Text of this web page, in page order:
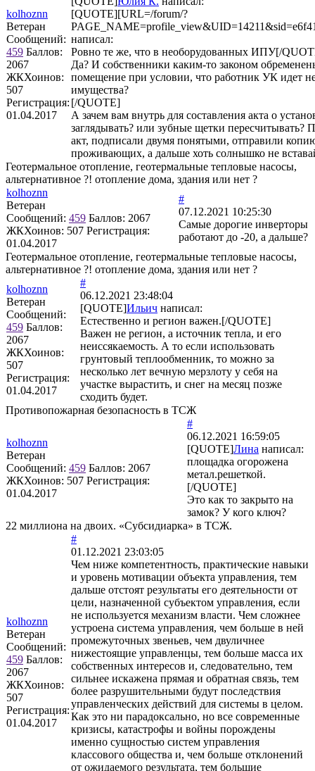
kolhoznn
Ветеран
Сообщений:
459 Баллов:
2067
ЖКХоинов:
507
Регистрация:
01.04.2017
[QUOTE][URL=/forum/?
написал:
Ровно те же, что в необорудованных ИПУ[/
Да? И собственники каким-то законом
помещение при условии, что работник УК идет
имущества?
[/QUOTE]
А зачем вам внутрь для составления акта о
заглядывать? или зубные щетки
акт, подписали двумя понятыми, отправили
проживающих, а дальше хоть солнышко не
Геотермальное отопление, геотермальные тепловые насосы,
альтернативное ?! отопление дома, здания или нет ?
kolhoznn
Ветеран
Сообщений: 459 Баллов: 2067
ЖКХоинов: 507 Регистрация:
01.04.2017
#
07.12.2021 10:25:30
Самые дорогие инверторы
работают до -20, а дальше?
Геотермальное отопление, геотермальные тепловые насосы,
альтернативное ?! отопление дома, здания или нет ?
kolhoznn
Ветеран
Сообщений:
459 Баллов:
2067
ЖКХоинов:
507
Регистрация:
01.04.2017
#
06.12.2021 23:48:04
[QUOTE]Ильич написал:
Естественно и регион важен.[/QUOTE]
Важен не регион, а источник тепла, и его
неиссякаемость. А то если использовать
грунтовый теплообменник, то можно за
несколько лет вечную мерзлоту у себя на
участке вырастить, и снег на месяц позже
сходить будет.
Противопожарная безопасность в ТСЖ
kolhoznn
Ветеран
Сообщений: 459 Баллов: 2067
ЖКХоинов: 507 Регистрация:
01.04.2017
#
06.12.2021 16:59:05
[QUOTE]Лина написал:
площадка огорожена
метал.решеткой.
[/QUOTE]
Это как то закрыто на
замок? У кого ключ?
22 миллиона на двоих. «Субсидиарка» в ТСЖ.
kolhoznn
Ветеран
Сообщений:
459 Баллов:
2067
ЖКХоинов:
507
Регистрация:
01.04.2017
#
01.12.2021 23:03:05
Чем ниже компетентность, практические навыки
и уровень мотивации объекта управления, тем
дальше отстоят результаты его деятельности от
цели, назначенной субъектом управления, если
не используется механизм власти. Чем сложнее
устроена система управления, чем больше в ней
промежуточных звеньев, чем двуличнее
нижестоящие управленцы, тем больше масса их
собственных интересов и, следовательно, тем
сильнее искажена прямая и обратная связь, тем
более разрушительными будут последствия
управленческих действий для системы в целом.
Как это ни парадоксально, но все современные
кризисы, катастрофы и войны порождены
именно сущностью систем управления
классового общества и, чем больше отклонений
от ожидаемого результата, тем большие